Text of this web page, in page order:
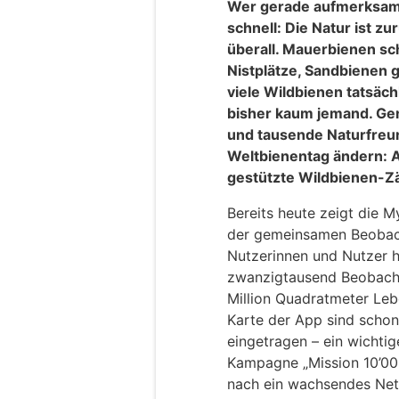
Wer gerade
schnell: Die Natur ist
überall. Mauerbienen
Nistplätze, Sandbienen
viele Wildbienen
bisher kaum jemand.
und tausende
Weltbienentag ändern:
gestützte Wildbienen-
Bereits heute zeigt die
der gemeinsamen
Nutzerinnen und Nutzer
zwanzigtausend
Million Quadratmeter
Karte der App sind
eingetragen – ein
Kampagne „Mission
nach ein wachsendes